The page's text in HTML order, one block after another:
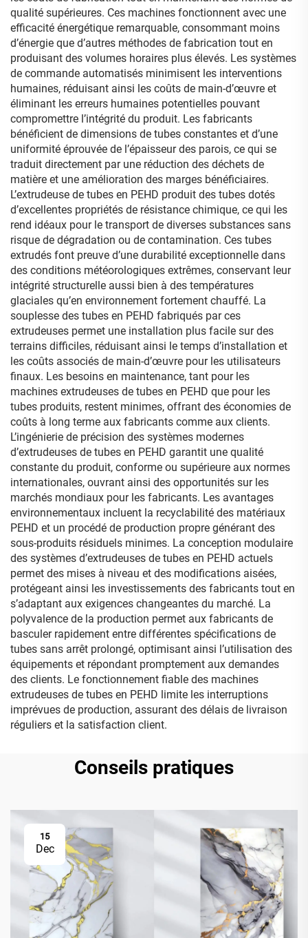
qualité supérieures. Ces machines fonctionnent avec une
efficacité énergétique remarquable, consommant moins
d’énergie que d’autres méthodes de fabrication tout en
produisant des volumes horaires plus élevés. Les systèmes
de commande automatisés minimisent les interventions
humaines, réduisant ainsi les coûts de main-d’œuvre et
éliminant les erreurs humaines potentielles pouvant
compromettre l’intégrité du produit. Les fabricants
bénéficient de dimensions de tubes constantes et d’une
uniformité éprouvée de l’épaisseur des parois, ce qui se
traduit directement par une réduction des déchets de
matière et une amélioration des marges bénéficiaires.
L’extrudeuse de tubes en PEHD produit des tubes dotés
d’excellentes propriétés de résistance chimique, ce qui les
rend idéaux pour le transport de diverses substances sans
risque de dégradation ou de contamination. Ces tubes
extrudés font preuve d’une durabilité exceptionnelle dans
des conditions météorologiques extrêmes, conservant leur
intégrité structurelle aussi bien à des températures
glaciales qu’en environnement fortement chauffé. La
souplesse des tubes en PEHD fabriqués par ces
extrudeuses permet une installation plus facile sur des
terrains difficiles, réduisant ainsi le temps d’installation et
les coûts associés de main-d’œuvre pour les utilisateurs
finaux. Les besoins en maintenance, tant pour les
machines extrudeuses de tubes en PEHD que pour les
tubes produits, restent minimes, offrant des économies de
coûts à long terme aux fabricants comme aux clients.
L’ingénierie de précision des systèmes modernes
d’extrudeuses de tubes en PEHD garantit une qualité
constante du produit, conforme ou supérieure aux normes
internationales, ouvrant ainsi des opportunités sur les
marchés mondiaux pour les fabricants. Les avantages
environnementaux incluent la recyclabilité des matériaux
PEHD et un procédé de production propre générant des
sous-produits résiduels minimes. La conception modulaire
des systèmes d’extrudeuses de tubes en PEHD actuels
permet des mises à niveau et des modifications aisées,
protégeant ainsi les investissements des fabricants tout en
s’adaptant aux exigences changeantes du marché. La
polyvalence de la production permet aux fabricants de
basculer rapidement entre différentes spécifications de
tubes sans arrêt prolongé, optimisant ainsi l’utilisation des
équipements et répondant promptement aux demandes
des clients. Le fonctionnement fiable des machines
extrudeuses de tubes en PEHD limite les interruptions
imprévues de production, assurant des délais de livraison
réguliers et la satisfaction client.
Conseils pratiques
15
Dec